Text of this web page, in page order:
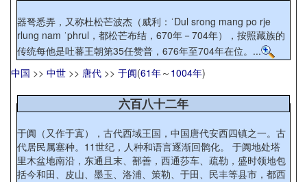
器弩悉弄，又称杜松芒波杰（威利：ˈDul srong mang po rje
rlung nam ˈphrul，都松芒布结，670年－704年），按照藏族的
传统每他是吐蕃王朝第35任赞普，676年至704年在位。...
中国 >> 中世 >> 唐代 >> 于阗(61年～ 1004年)
六百八十二年
于阗（又作于寘），古代西域王国，中国唐代安西四镇之一。古
代居民属塞种。11世纪，人种和语言逐渐回鹘化。 于阗地处塔
里木盆地南沿，东通且末、鄯善，西通莎车、疏勒，盛时领地包
括今和田、皮山、墨玉、洛浦、策勒、于田、民丰等县市，都西